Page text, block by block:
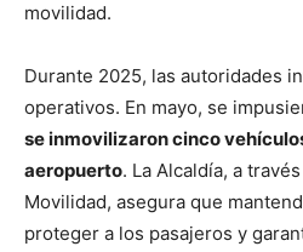
movilidad.
Durante 2025, las autoridades
operativos. En mayo, se
se inmovilizaron cinco
aeropuerto. La Alcaldía, a
Movilidad, asegura que
proteger a los pasajeros y